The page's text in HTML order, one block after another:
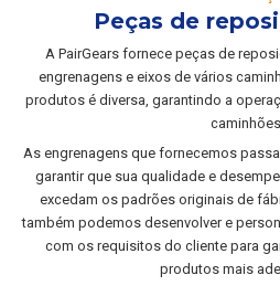
Peças de
A PairGears fornece peças de
engrenagens e eixos de vários
produtos é diversa, garantindo a
As engrenagens que fornecemos
garantir que sua qualidade e
excedam os padrões originais de
também podemos desenvolver e
com os requisitos do cliente para
produtos mais